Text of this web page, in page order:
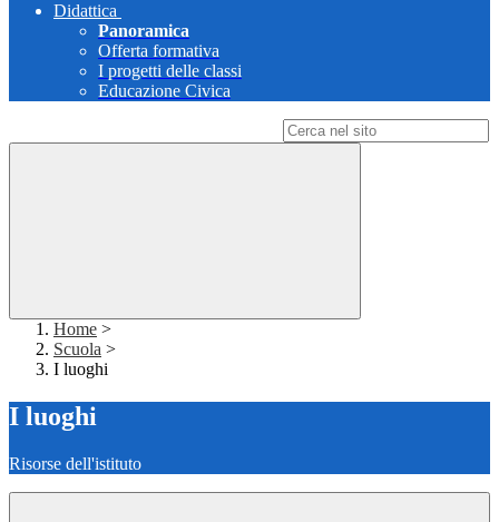
Didattica
Panoramica
Offerta formativa
I progetti delle classi
Educazione Civica
Home >
Scuola >
I luoghi
I luoghi
Risorse dell'istituto